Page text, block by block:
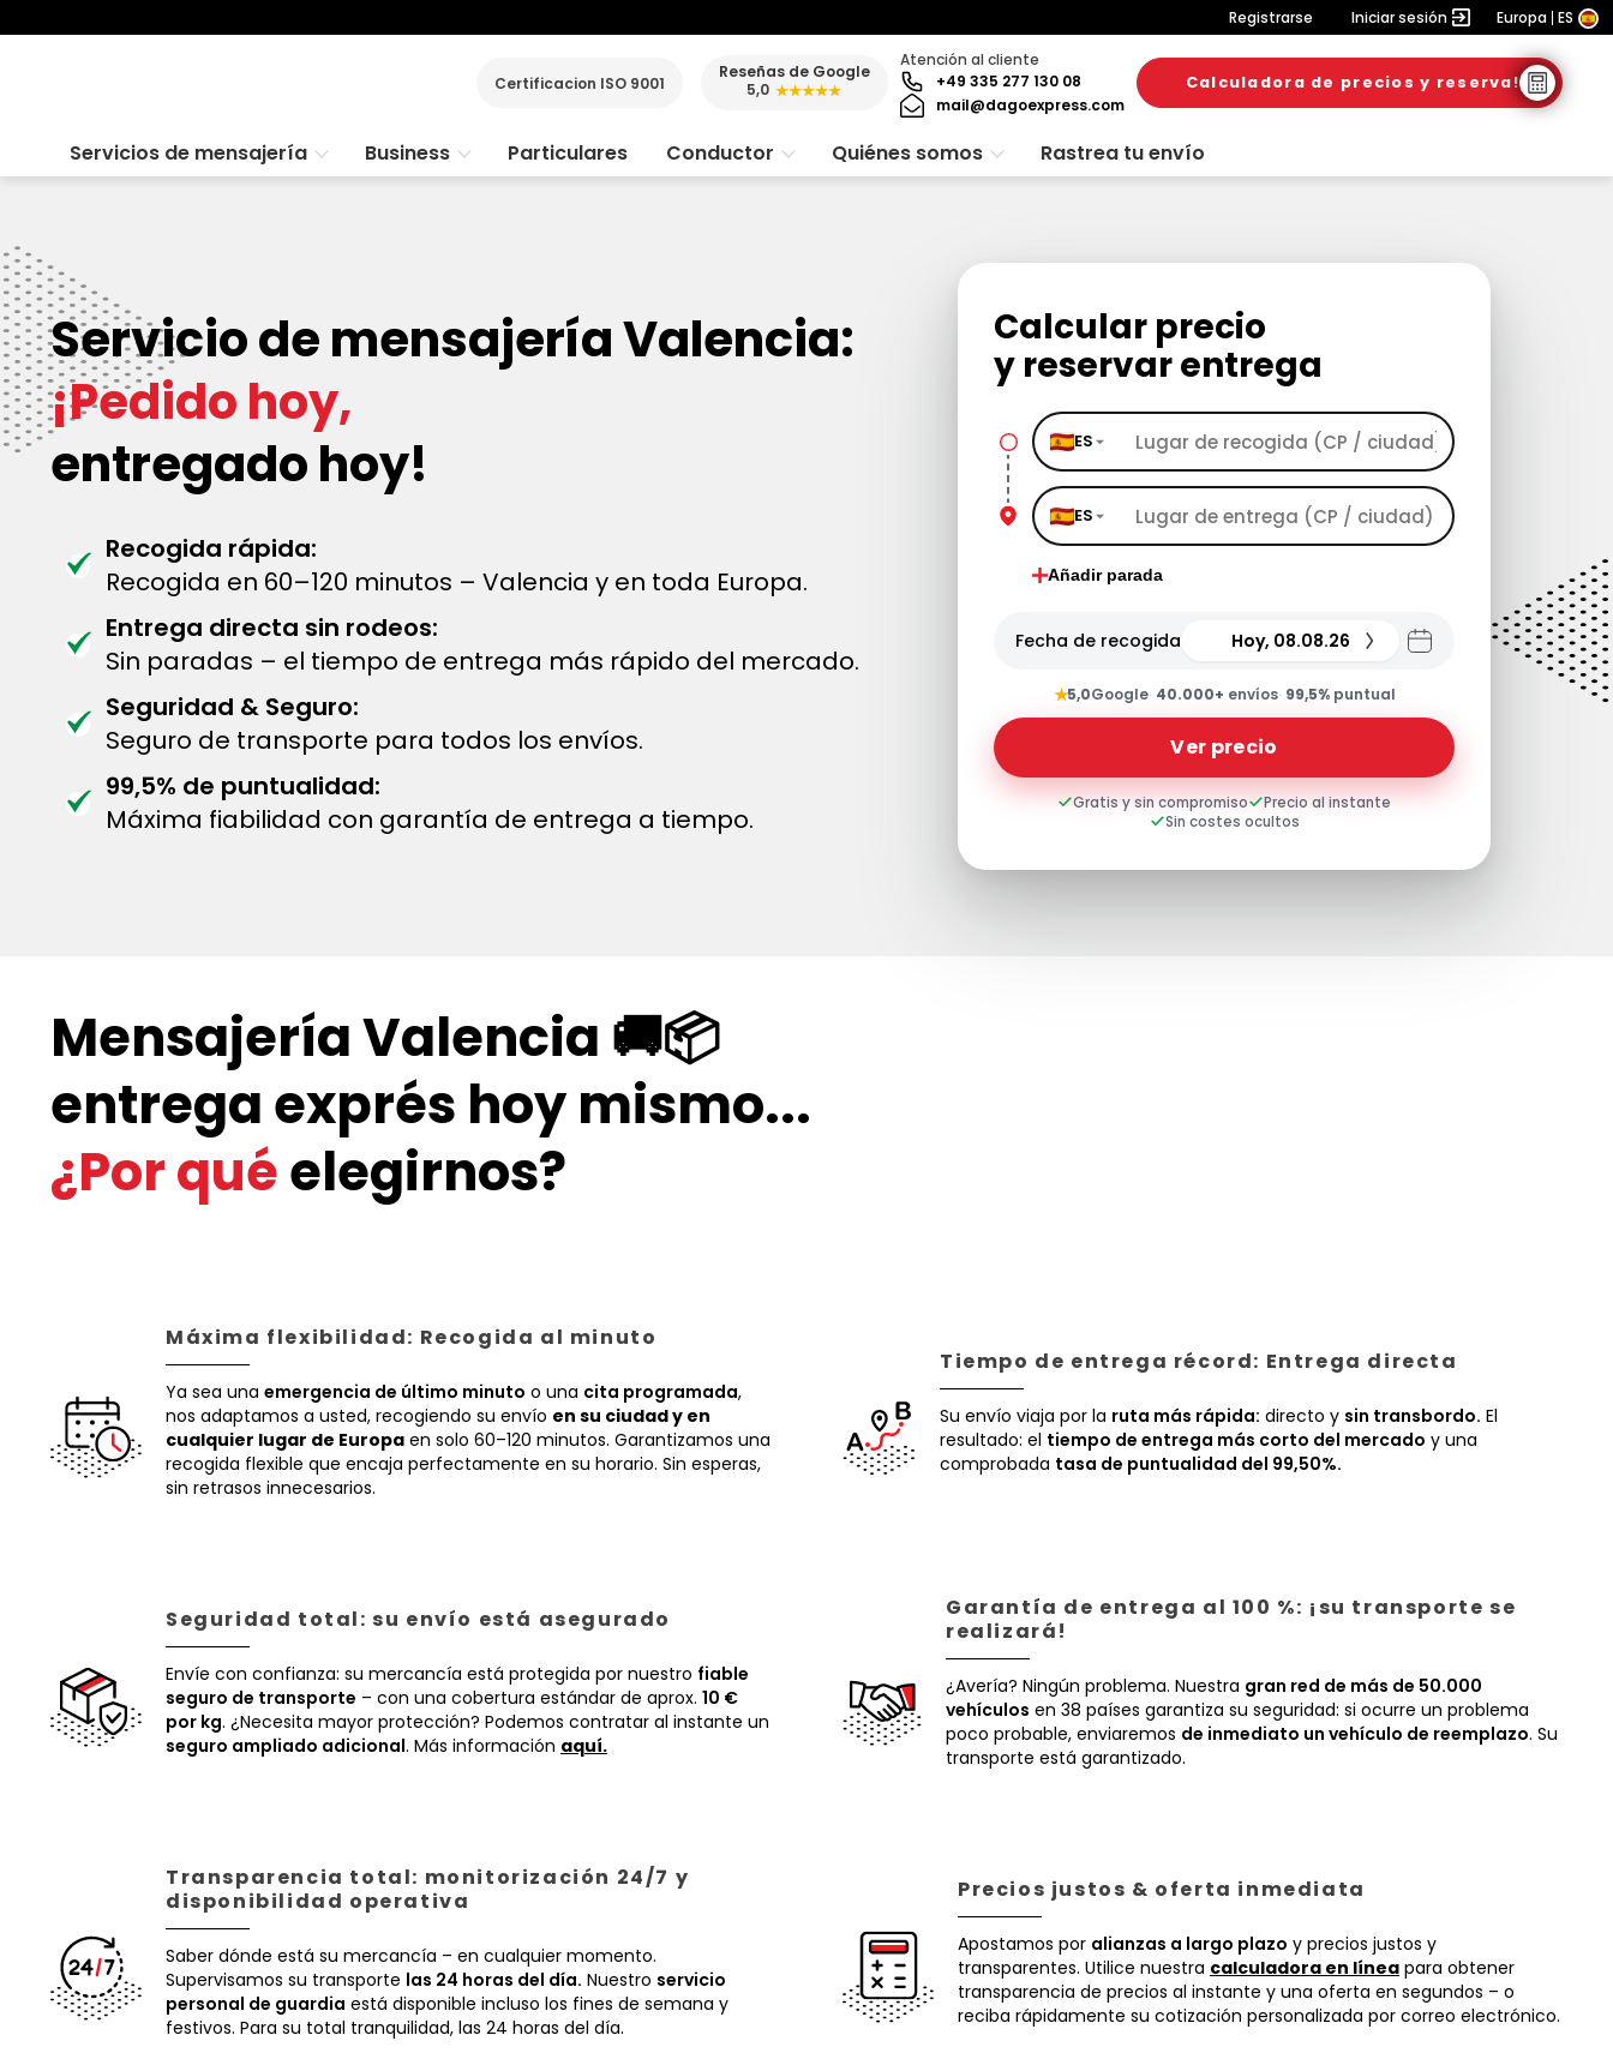
Registrarse Iniciar sesión Europa ES
Certificacion ISO 9001
Reseñas de Google
5,0 ★★★★★
Atención al cliente
+49 335 277 130 08
mail@dagoexpress.com
Calculadora de precios y reserva!
Servicios de mensajería Business Particulares Conductor Quiénes somos Rastrea tu envío
Servicio de mensajería Valencia:
¡Pedido hoy,
entregado hoy!
Recogida rápida:
Recogida en 60–120 minutos – Valencia y en toda Europa.
Entrega directa sin rodeos:
Sin paradas – el tiempo de entrega más rápido del mercado.
Seguridad & Seguro:
Seguro de transporte para todos los envíos.
99,5% de puntualidad:
Máxima fiabilidad con garantía de entrega a tiempo.
Calcular precio
y reservar entrega
ES
ES
Añadir parada
Fecha de recogida Hoy, 08.08.26
★5,0Google· 40.000+ envíos· 99,5%puntual
Ver precio
Gratis y sin compromiso
Precio al instante
Sin costes ocultos
Mensajería Valencia 🚚📦
entrega exprés hoy mismo...
¿Por quéelegirnos?
Máxima flexibilidad: Recogida al minuto
Ya sea una emergencia de último minuto o una cita programada,
nos adaptamos a usted, recogiendo su envío en su ciudad y en
cualquier lugar de Europa en solo 60–120 minutos. Garantizamos una
recogida flexible que encaja perfectamente en su horario. Sin esperas,
sin retrasos innecesarios.
Tiempo de entrega récord: Entrega directa
Su envío viaja por la ruta más rápida: directo y sin transbordo. El
resultado: el tiempo de entrega más corto del mercado y una
comprobada tasa de puntualidad del 99,50%.
Seguridad total: su envío está asegurado
Envíe con confianza: su mercancía está protegida por nuestro fiable
seguro de transporte – con una cobertura estándar de aprox. 10 €
por kg. ¿Necesita mayor protección? Podemos contratar al instante un
seguro ampliado adicional. Más información aquí.
Garantía de entrega al 100 %: ¡su transporte se
realizará!
¿Avería? Ningún problema. Nuestra gran red de más de 50.000
vehículos en 38 países garantiza su seguridad: si ocurre un problema
poco probable, enviaremos de inmediato un vehículo de reemplazo. Su
transporte está garantizado.
Transparencia total: monitorización 24/7 y
disponibilidad operativa
Saber dónde está su mercancía – en cualquier momento.
Supervisamos su transporte las 24 horas del día. Nuestro servicio
personal de guardia está disponible incluso los fines de semana y
festivos. Para su total tranquilidad, las 24 horas del día.
Precios justos & oferta inmediata
Apostamos por alianzas a largo plazo y precios justos y
transparentes. Utilice nuestra calculadora en línea para obtener
transparencia de precios al instante y una oferta en segundos – o
reciba rápidamente su cotización personalizada por correo electrónico.